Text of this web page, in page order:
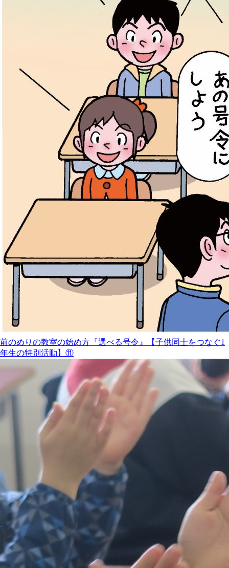
前のめりの教室の始め方『選べる号令』【子供同士をつなぐ1
年生の特別活動】⑪